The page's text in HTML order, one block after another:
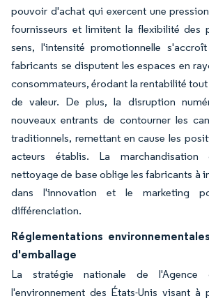
pouvoir d'achat qui exercent une
fournisseurs et limitent la flexibilité des
sens, l'intensité promotionnelle
fabricants se disputent les espaces en
consommateurs, érodant la rentabilité tout
de valeur. De plus, la disruption
nouveaux entrants de contourner les
traditionnels, remettant en cause les
acteurs établis. La
nettoyage de base oblige les fabricants à
dans l'innovation et le marketing
différenciation.
Réglementations
d'emballage
La stratégie nationale de
l'environnement des États-Unis visant à